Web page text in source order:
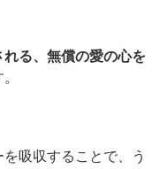
る、無償の愛の心を
吸収することで、う